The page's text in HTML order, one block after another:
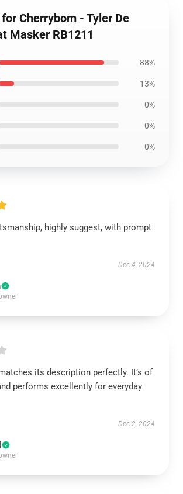
Cherrybom - Tyler De
Masker RB1211
88%
13%
0%
0%
0%
highly suggest, with prompt
Dec 4, 2024
its description perfectly. It’s of
performs excellently for everyday
Dec 2, 2024